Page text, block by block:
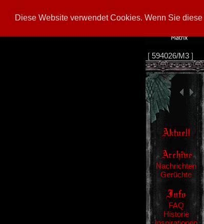
Diese Website verwendet Cookies. Wenn Sie
[ 594026/M3]
Nachrichten
Gerüchte
FAQ
Historie